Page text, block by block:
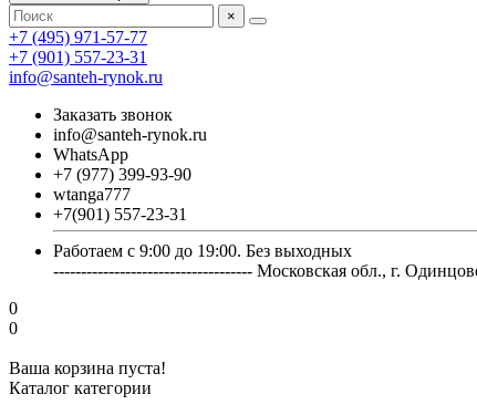
×
+7 (495) 971-57-77
+7 (901) 557-23-31
info@santeh-rynok.ru
Заказать звонок
info@santeh-rynok.ru
WhatsApp
+7 (977) 399-93-90
wtanga777
+7(901) 557-23-31
Работаем с 9:00 до 19:00. Без выходных
------------------------------------ Московская обл., г.
0
0
Ваша корзина пуста!
Каталог категории